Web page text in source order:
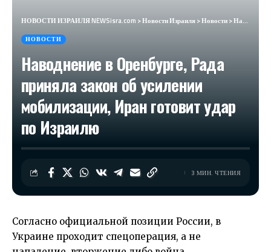
НОВОСТИ ИЗРАИЛЯ NEWSisra.com >Новости Израиля>Новости>Наводнение в Оренбурге, Рада приняла закон об усилении мобилизации, Иран готовит удар по Израилю
НОВОСТИ
Наводнение в Оренбурге, Рада
приняла закон об усилении
мобилизации, Иран готовит удар
по Израилю
3 МИН. ЧТЕНИЯ
Согласно официальной позиции России, в
Украине проходит спецоперация, а не